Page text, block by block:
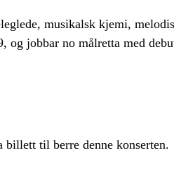
musikalsk kjemi,
og jobbar no målretta med
til berre denne konserten.